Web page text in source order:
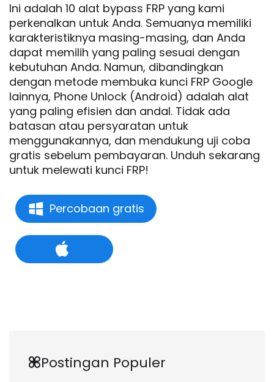
Ini adalah 10 alat bypass FRP yang kami
perkenalkan untuk Anda. Semuanya memiliki
karakteristiknya masing-masing, dan Anda
dapat memilih yang paling sesuai dengan
kebutuhan Anda. Namun, dibandingkan
dengan metode membuka kunci FRP Google
lainnya, Phone Unlock (Android) adalah alat
yang paling efisien dan andal. Tidak ada
batasan atau persyaratan untuk
menggunakannya, dan mendukung uji coba
gratis sebelum pembayaran. Unduh sekarang
untuk melewati kunci FRP!
Percobaan gratis
Postingan Populer